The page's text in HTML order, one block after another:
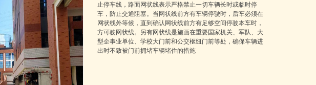
止停车线，路面网状线表示严格禁止一切车辆长时或临时停
车，防止交通阻塞。当网状线前方有车辆停驶时，后车必须在
网状线外等候，直到确认网状线前方有足够空间停驶本车时，
方可驶网状线。另有网状线是施画在重要国家机关、军队、大
型企事业单位、学校大门前和公交枢纽门前等处，确保车辆进
出时不致被门前拥堵车辆堵住的措施